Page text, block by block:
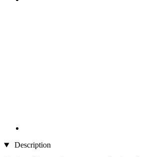
Description